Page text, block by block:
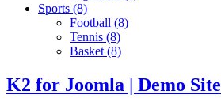
Sports (8)
Football (8)
Tennis (8)
Basket (8)
K2 for Joomla | Demo Site